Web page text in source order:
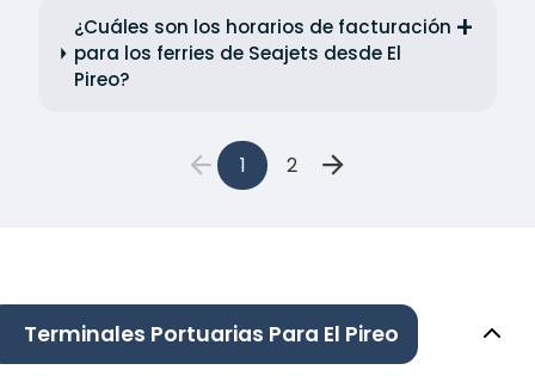
¿Cuáles son los horarios de facturación
para los ferries de Seajets desde El
Pireo?
1 2
Terminales Portuarias Para El Pireo